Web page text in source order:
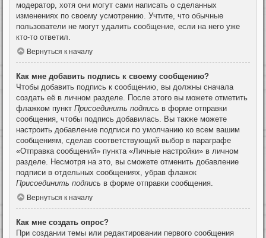
модератор, хотя они могут сами написать о сделанных
изменениях по своему усмотрению. Учтите, что обычные
пользователи не могут удалить сообщение, если на него уже
кто-то ответил.
Вернуться к началу
Как мне добавить подпись к своему сообщению?
Чтобы добавить подпись к сообщению, вы должны сначала
создать её в личном разделе. После этого вы можете отметить
флажком пункт Присоединить подпись в форме отправки
сообщения, чтобы подпись добавилась. Вы также можете
настроить добавление подписи по умолчанию ко всем вашим
сообщениям, сделав соответствующий выбор в параграфе
«Отправка сообщений» пункта «Личные настройки» в личном
разделе. Несмотря на это, вы сможете отменить добавление
подписи в отдельных сообщениях, убрав флажок
Присоединить подпись в форме отправки сообщения.
Вернуться к началу
Как мне создать опрос?
При создании темы или редактировании первого сообщения